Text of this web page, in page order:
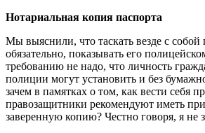
Нотариальная копия паспорта
Мы выяснили, что таскать везде с собой
обязательно, показывать его
требованию не надо, что личность
полиции могут установить и без
зачем в памятках о том, как вести себя
правозащитники рекомендуют иметь
заверенную копию? Честно говоря, я не